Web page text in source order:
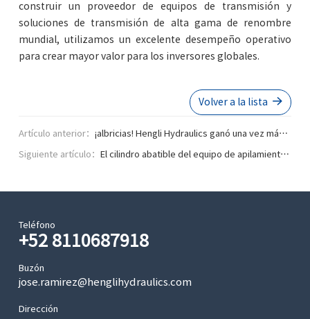
construir un proveedor de equipos de transmisión y
soluciones de transmisión de alta gama de renombre
mundial, utilizamos un excelente desempeño operativo
para crear mayor valor para los inversores globales.
Volver a la lista
Artículo anterior： ¡albricias! Hengli Hydraulics ganó una vez más
el título de "Empresa campeona individual de
Siguiente artículo： El cilindro abatible del equipo de apilamiento
Teléfono
+52 8110687918
Buzón
jose.ramirez@henglihydraulics.com
Dirección